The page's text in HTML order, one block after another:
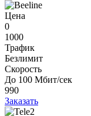
Цена
0
1000
Трафик
Безлимит
Скорость
До 100 Мбит/сек
990
Заказать